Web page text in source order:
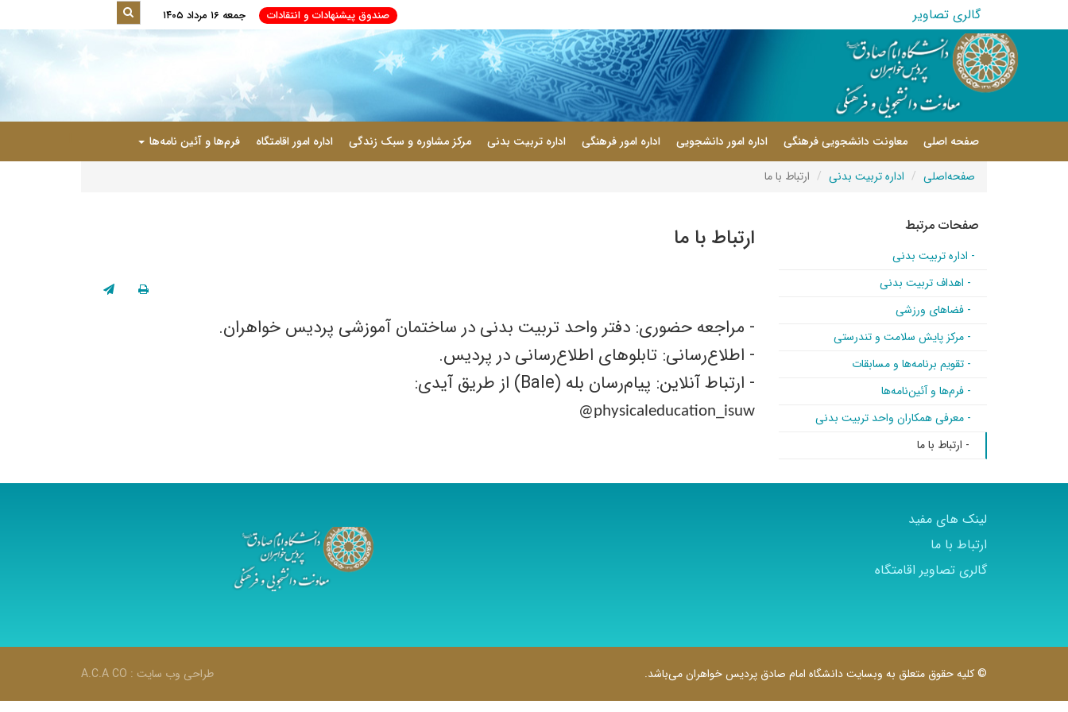
گالری تصاویر صندوق پیشنهادات و انتقادات جمعه ۱۶ مرداد ۱۴۰۵
صفحه اصلی معاونت دانشجویی فرهنگی اداره امور دانشجویی اداره امور فرهنگی اداره تربیت بدنی مرکز مشاوره و سبک زندگی اداره امور اقامتگاه فرم‌ها و آئین نامه‌ها
صفحه‌اصلی اداره تربیت بدنی ارتباط با ما
ارتباط با ما
- مراجعه حضوری: دفتر واحد تربیت بدنی در ساختمان آموزشی پردیس خواهران.
- اطلاع‌رسانی: تابلوهای اطلاع‌رسانی در پردیس.
- ارتباط آنلاین: پیام‌رسان بله (Bale) از طریق آیدی:
@physicaleducation_isuw
صفحات مرتبط
- اداره تربیت بدنی
- اهداف تربیت بدنی
- فضاهای ورزشی
- مرکز پایش سلامت و تندرستی
- تقویم برنامه‌ها و مسابقات
- فرم‌ها و آئین‌نامه‌ها
- معرفی همکاران واحد تربیت بدنی
- ارتباط با ما
لینک های مفید
ارتباط با ما
گالری تصاویر اقامتگاه
© کلیه حقوق متعلق به وبسایت دانشگاه امام صادق پردیس خواهران می‌باشد. طراحی وب سایت : A.C.A CO